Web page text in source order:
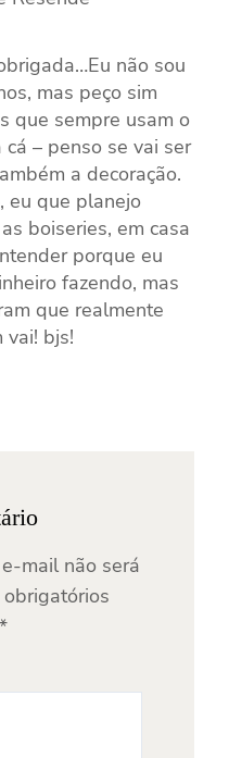
não sou
mas peço sim
que sempre usam o
– penso se vai ser
a decoração.
eu que planejo
boiseries, em casa
porque eu
fazendo, mas
que realmente
vai! bjs!
mail não será
*